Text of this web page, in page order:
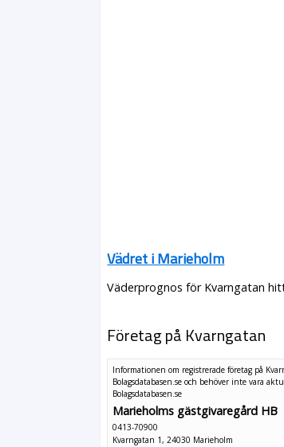
Vädret i Marieholm
Väderprognos för Kvarngatan
Företag på Kvarngatan
Informationen om registrerade företag på
Bolagsdatabasen.se och behöver inte vara
Bolagsdatabasen.se
Marieholms gästgivaregård HB
0413-70900
Kvarngatan 1, 24030 Marieholm